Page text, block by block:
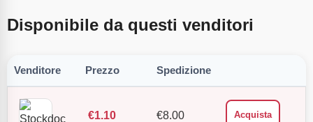
Disponibile da questi venditori
Venditore Prezzo Spedizione
€1.10 €8.00 Acquista